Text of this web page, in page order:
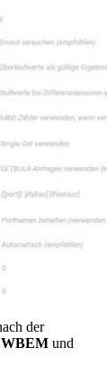
der
WBEM und